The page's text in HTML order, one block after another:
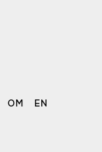
OM EN